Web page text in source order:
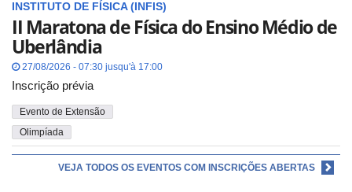
INSTITUTO DE FÍSICA (INFIS)
II Maratona de Física do Ensino Médio de
Uberlândia
27/08/2026 - 07:30 jusqu'à 17:00
Inscrição prévia
Evento de Extensão
Olimpíada
VEJA TODOS OS EVENTOS COM INSCRIÇÕES ABERTAS